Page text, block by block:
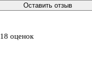
Оставить отзыв
18 оценок